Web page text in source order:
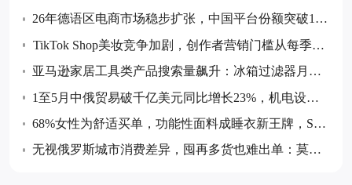
000个中国品牌扎根拉美
26年德语区电商市场稳步扩张，中国平台份额突破1
0%，奥地利线上消费将达123亿欧元
TikTok Shop美妆竞争加剧，创作者营销门槛从每季度
100人飙升至1000人
亚马逊家居工具类产品搜索量飙升：冰箱过滤器月销
超380万美元，10款月销过万单品盘点
1至5月中俄贸易破千亿美元同比增长23%，机电设备
与奶制品等品类正在悄然爆发
68%女性为舒适买单，功能性面料成睡衣新王牌，SH
EIN开放内睡品类供应商合作通道
无视俄罗斯城市消费差异，囤再多货也难出单：莫斯